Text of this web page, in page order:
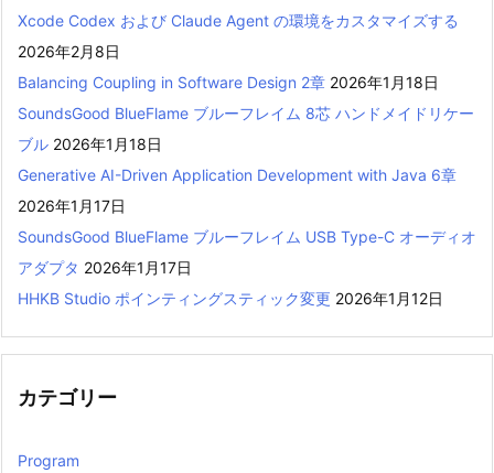
Xcode Codex および Claude Agent の環境をカスタマイズする
2026年2月8日
Balancing Coupling in Software Design 2章 2026年1月18日
SoundsGood BlueFlame ブルーフレイム 8芯 ハンドメイドリケー
ブル 2026年1月18日
Generative AI-Driven Application Development with Java 6章
2026年1月17日
SoundsGood BlueFlame ブルーフレイム USB Type-C オーディオ
アダプタ 2026年1月17日
HHKB Studio ポインティングスティック変更 2026年1月12日
カテゴリー
Program